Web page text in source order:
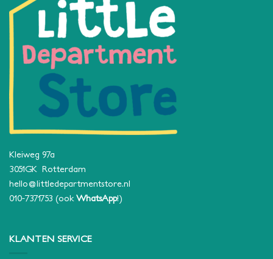
Kleiweg 97a
3051GK Rotterdam
hello@littledepartmentstore.nl
010-7371753 (ook WhatsApp!)
KLANTEN SERVICE